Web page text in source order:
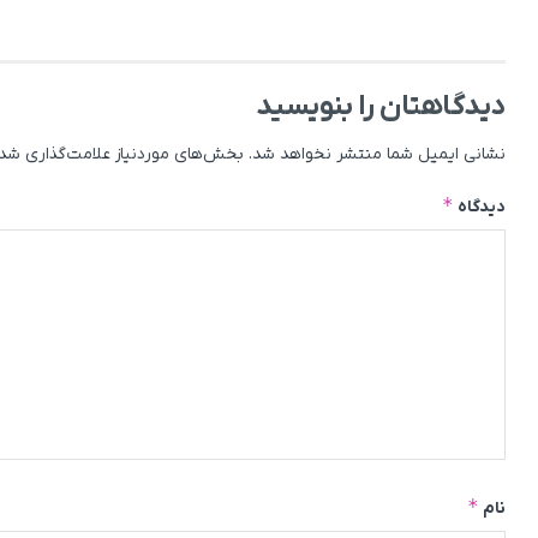
دیدگاهتان را بنویسید
نشانی ایمیل شما منتشر نخواهد شد. بخش‌های موردنیاز علامت‌گذاری
دیدگاه *
نام *